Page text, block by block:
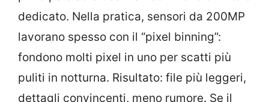
dedicato. Nella pratica, sensori da 200MP
lavorano spesso con il “pixel binning”:
fondono molti pixel in uno per scatti più
puliti in notturna. Risultato: file più leggeri,
dettagli convincenti, meno rumore. Se il